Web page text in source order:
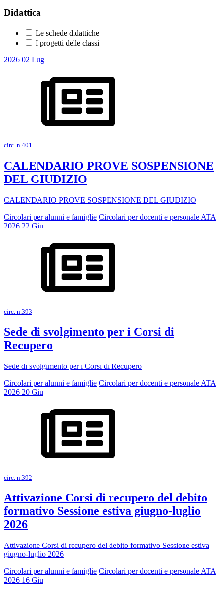
Didattica
Le schede didattiche
I progetti delle classi
2026 02 Lug
circ. n.401
CALENDARIO PROVE SOSPENSIONE
DEL GIUDIZIO
CALENDARIO PROVE SOSPENSIONE DEL GIUDIZIO
Circolari per alunni e famiglie Circolari per docenti e personale ATA
2026 22 Giu
circ. n.393
Sede di svolgimento per i Corsi di
Recupero
Sede di svolgimento per i Corsi di Recupero
Circolari per alunni e famiglie Circolari per docenti e personale ATA
2026 20 Giu
circ. n.392
Attivazione Corsi di recupero del debito
formativo Sessione estiva giugno-luglio
2026
Attivazione Corsi di recupero del debito formativo Sessione estiva
giugno-luglio 2026
Circolari per alunni e famiglie Circolari per docenti e personale ATA
2026 16 Giu